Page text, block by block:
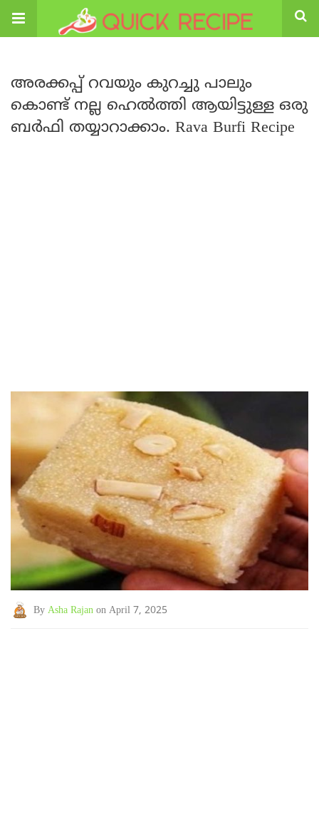
അരക്കപ്പ് റവയും കുറച്ചു പാലും
കൊണ്ട് നല്ല ഹെൽത്തി ആയിട്ടുള്ള ഒരു
ബർഫി തയ്യാറാക്കാം. Rava Burfi Recipe
By Asha Rajan on April 7, 2025